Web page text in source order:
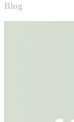
Blog